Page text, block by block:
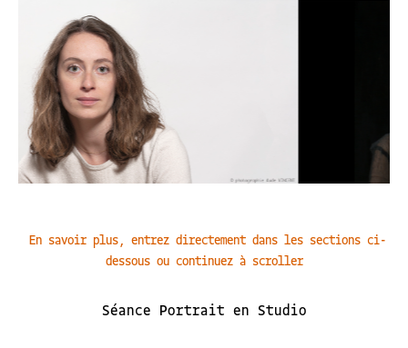
En savoir plus, entrez directement dans les sections ci-
dessous ou continuez à scroller
Séance Portrait en Studio